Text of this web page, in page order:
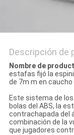
Descripción de
Nombre de
estafas fijó la
de 7m m en
Este sistema de
bolas del ABS, la
contrachapada del
combinación de la
que jugadores